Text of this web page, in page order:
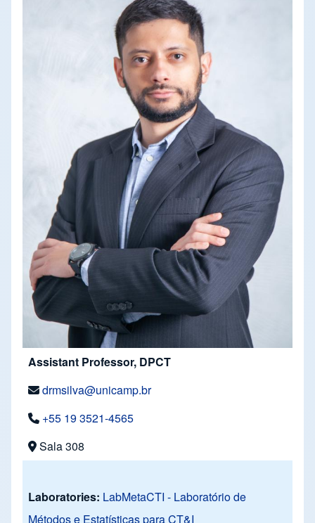
Assistant Professor, DPCT
drmsilva@unicamp.br
+55 19 3521-4565
Sala 308
Laboratories: LabMetaCTI - Laboratório de
Métodos e Estatísticas para CT&I